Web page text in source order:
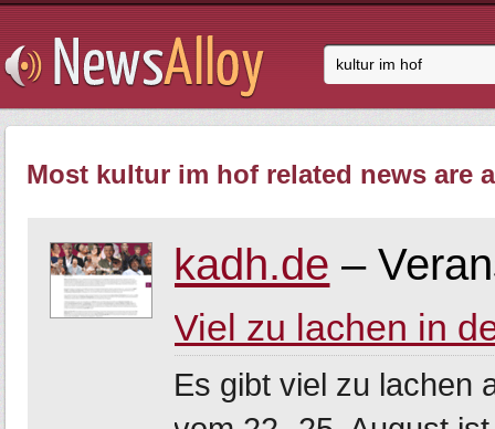
Most kultur im hof related news are
kadh.de –
Viel zu lachen in
Es gibt viel zu lachen